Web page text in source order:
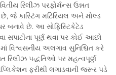
રિલીઝ પરફોર્મન્સ ઉન્નત
જે કાસ્ટિંગ મટિરિયલ અને મોલ્ડ
બનાવે છે. આ સોફિસ્ટિકેટેડ
સપાટીના પૂર્ણ થવા પર કોઈ આછો
વિશ્વસનીય અલગાવ સુનિશ્ચિત કરે
રિલીઝ પદ્ધતિઓ પર મહત્વપૂર્ણ
ફરીથી લગાડવાની જરૂર પડે